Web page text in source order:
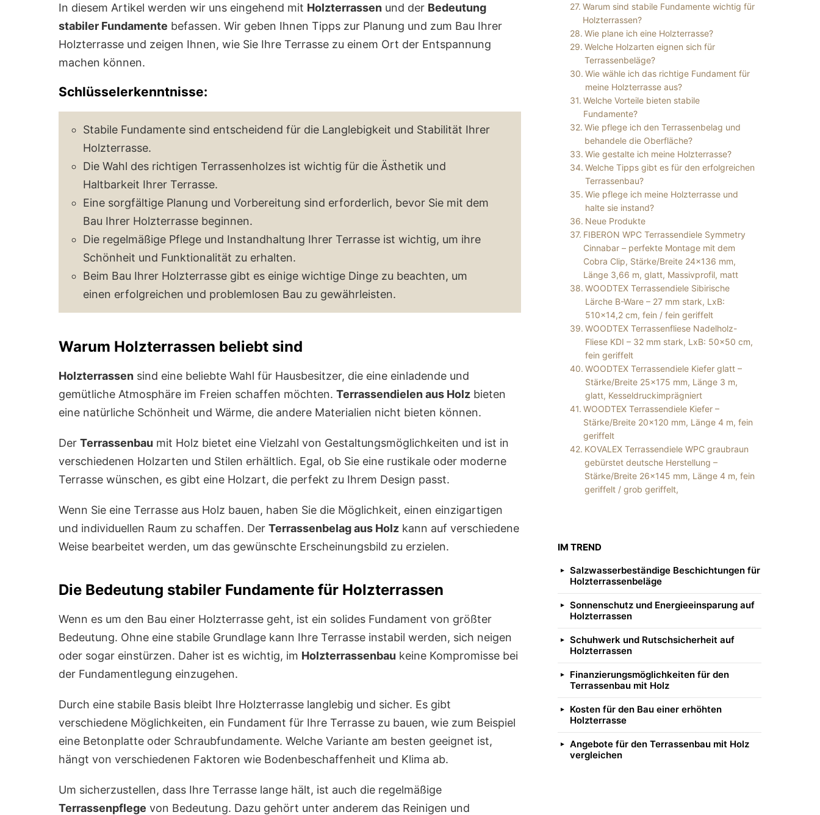
In diesem Artikel werden wir uns eingehend mit Holzterrassen und der Bedeutung
stabiler Fundamente befassen. Wir geben Ihnen Tipps zur Planung und zum Bau Ihrer
Holzterrasse und zeigen Ihnen, wie Sie Ihre Terrasse zu einem Ort der Entspannung
machen können.
Schlüsselerkenntnisse:
Stabile Fundamente sind entscheidend für die Langlebigkeit und Stabilität Ihrer
Holzterrasse.
Die Wahl des richtigen Terrassenholzes ist wichtig für die Ästhetik und
Haltbarkeit Ihrer Terrasse.
Eine sorgfältige Planung und Vorbereitung sind erforderlich, bevor Sie mit dem
Bau Ihrer Holzterrasse beginnen.
Die regelmäßige Pflege und Instandhaltung Ihrer Terrasse ist wichtig, um ihre
Schönheit und Funktionalität zu erhalten.
Beim Bau Ihrer Holzterrasse gibt es einige wichtige Dinge zu beachten, um
einen erfolgreichen und problemlosen Bau zu gewährleisten.
Warum Holzterrassen beliebt sind
Holzterrassen sind eine beliebte Wahl für Hausbesitzer, die eine einladende und
gemütliche Atmosphäre im Freien schaffen möchten. Terrassendielen aus Holz bieten
eine natürliche Schönheit und Wärme, die andere Materialien nicht bieten können.
Der Terrassenbau mit Holz bietet eine Vielzahl von Gestaltungsmöglichkeiten und ist in
verschiedenen Holzarten und Stilen erhältlich. Egal, ob Sie eine rustikale oder moderne
Terrasse wünschen, es gibt eine Holzart, die perfekt zu Ihrem Design passt.
Wenn Sie eine Terrasse aus Holz bauen, haben Sie die Möglichkeit, einen einzigartigen
und individuellen Raum zu schaffen. Der Terrassenbelag aus Holz kann auf verschiedene
Weise bearbeitet werden, um das gewünschte Erscheinungsbild zu erzielen.
Die Bedeutung stabiler Fundamente für Holzterrassen
Wenn es um den Bau einer Holzterrasse geht, ist ein solides Fundament von größter
Bedeutung. Ohne eine stabile Grundlage kann Ihre Terrasse instabil werden, sich neigen
oder sogar einstürzen. Daher ist es wichtig, im Holzterrassenbau keine Kompromisse bei
der Fundamentlegung einzugehen.
Durch eine stabile Basis bleibt Ihre Holzterrasse langlebig und sicher. Es gibt
verschiedene Möglichkeiten, ein Fundament für Ihre Terrasse zu bauen, wie zum Beispiel
eine Betonplatte oder Schraubfundamente. Welche Variante am besten geeignet ist,
hängt von verschiedenen Faktoren wie Bodenbeschaffenheit und Klima ab.
Um sicherzustellen, dass Ihre Terrasse lange hält, ist auch die regelmäßige
Terrassenpflege von Bedeutung. Dazu gehört unter anderem das Reinigen und
Warum sind stabile Fundamente wichtig für
Holzterrassen?
Wie plane ich eine Holzterrasse?
Welche Holzarten eignen sich für
Terrassenbeläge?
Wie wähle ich das richtige Fundament für
meine Holzterrasse aus?
Welche Vorteile bieten stabile
Fundamente?
Wie pflege ich den Terrassenbelag und
behandele die Oberfläche?
Wie gestalte ich meine Holzterrasse?
Welche Tipps gibt es für den erfolgreichen
Terrassenbau?
Wie pflege ich meine Holzterrasse und
halte sie instand?
Neue Produkte
FIBERON WPC Terrassendiele Symmetry
Cinnabar – perfekte Montage mit dem
Cobra Clip, Stärke/Breite 24×136 mm,
Länge 3,66 m, glatt, Massivprofil, matt
WOODTEX Terrassendiele Sibirische
Lärche B-Ware – 27 mm stark, LxB:
510×14,2 cm, fein / fein geriffelt
WOODTEX Terrassenfliese Nadelholz-
Fliese KDI – 32 mm stark, LxB: 50×50 cm,
fein geriffelt
WOODTEX Terrassendiele Kiefer glatt –
Stärke/Breite 25×175 mm, Länge 3 m,
glatt, Kesseldruckimprägniert
WOODTEX Terrassendiele Kiefer –
Stärke/Breite 20×120 mm, Länge 4 m, fein
geriffelt
KOVALEX Terrassendiele WPC graubraun
gebürstet deutsche Herstellung –
Stärke/Breite 26×145 mm, Länge 4 m, fein
geriffelt / grob geriffelt,
IM TREND
Salzwasserbeständige Beschichtungen für
Holzterrassenbeläge
Sonnenschutz und Energieeinsparung auf
Holzterrassen
Schuhwerk und Rutschsicherheit auf
Holzterrassen
Finanzierungsmöglichkeiten für den
Terrassenbau mit Holz
Kosten für den Bau einer erhöhten
Holzterrasse
Angebote für den Terrassenbau mit Holz
vergleichen